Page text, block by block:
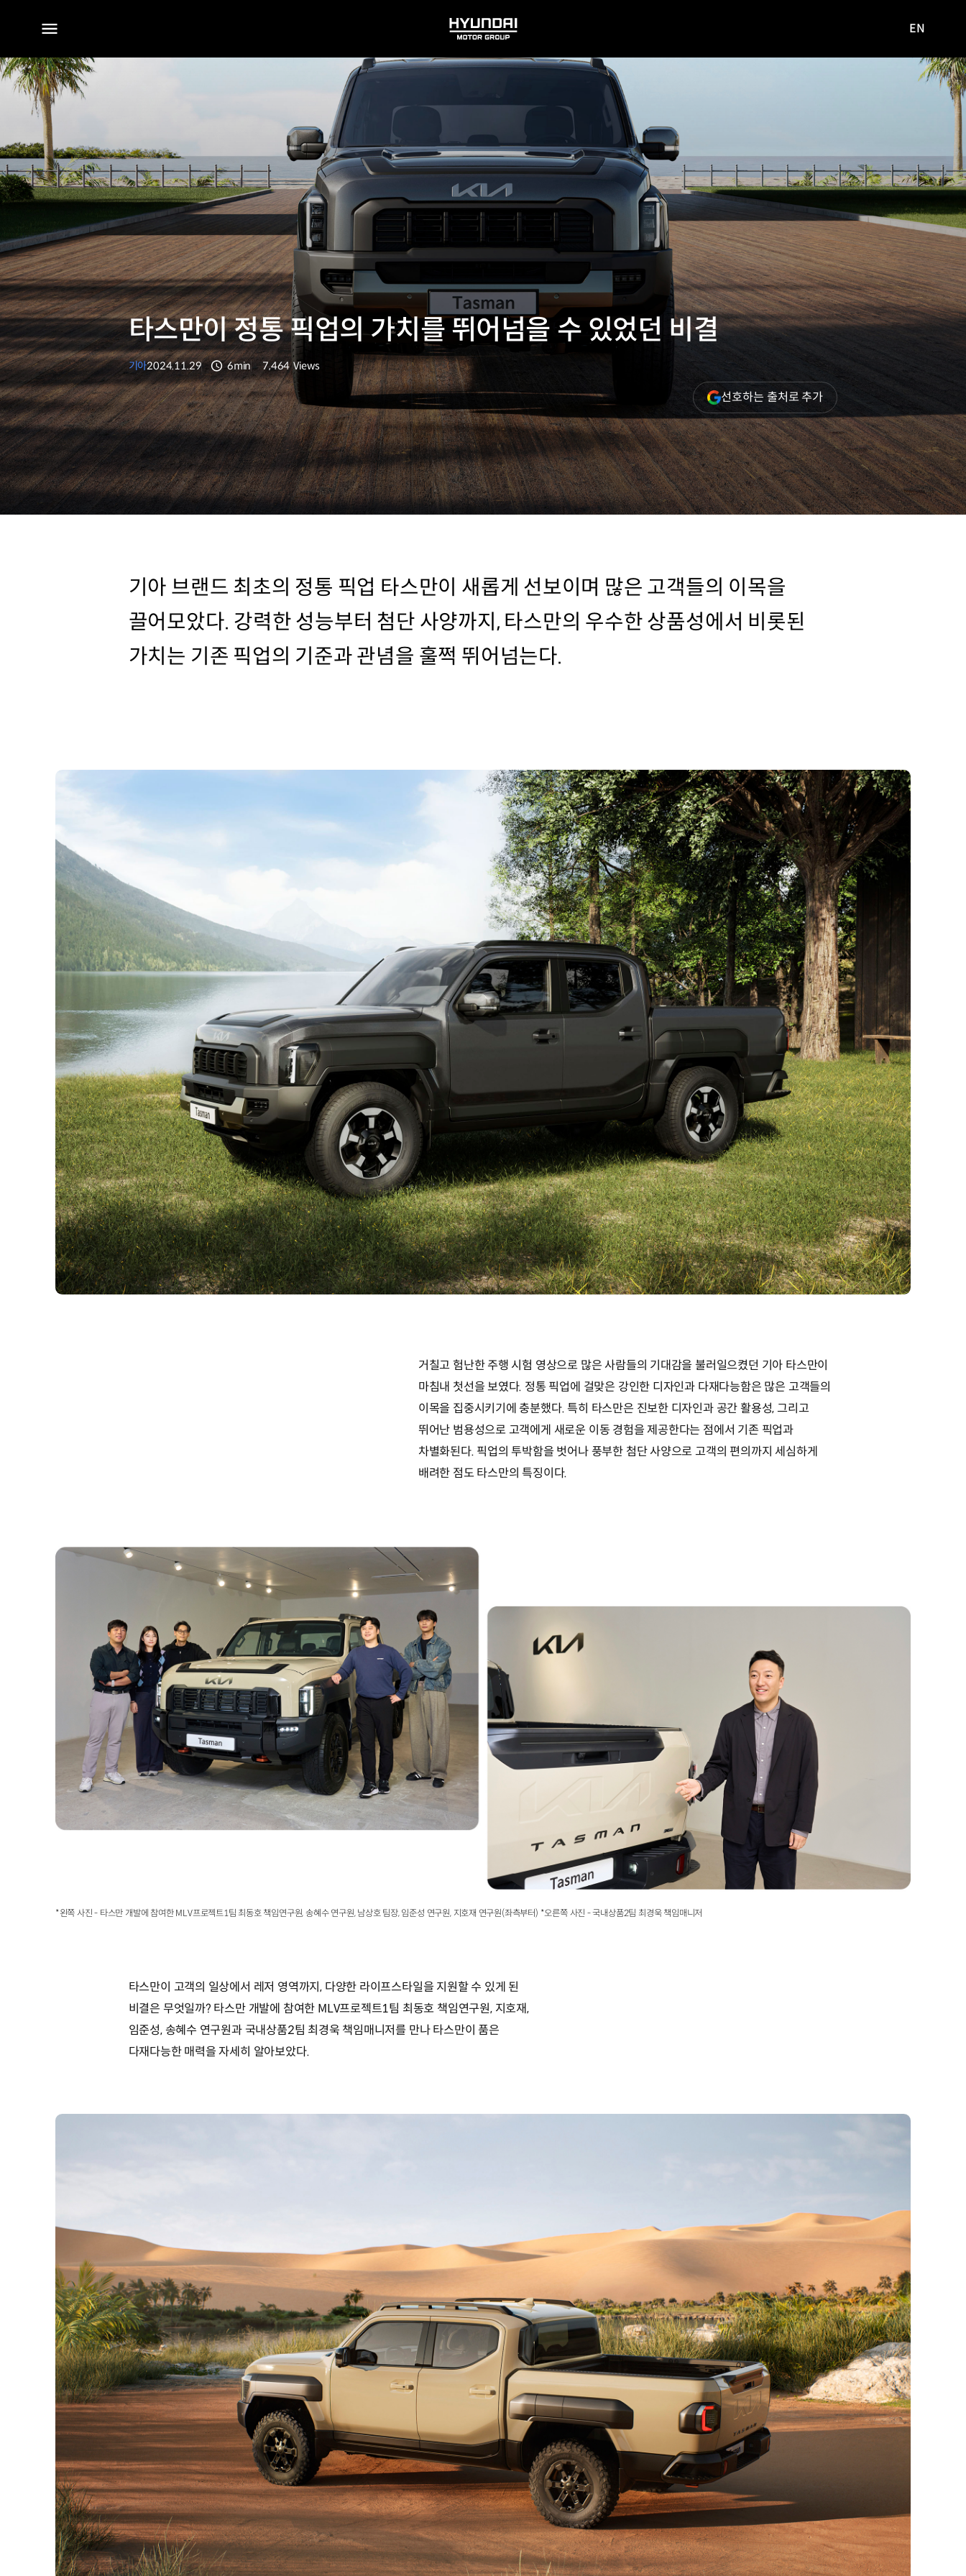
전체
메뉴
HYUNDAI
MOTOR
GROUP
사이트로
이동
EN
타스만이 정통 픽업의 가치를 뛰어넘을 수 있었던 비결
기아2024.11.29
분량
6min
조회수
7,464 Views
선호하는 출처로 추가(새
창
열림)
기아 브랜드 최초의 정통 픽업 타스만이 새롭게 선보이며 많은 고객들의 이목을
끌어모았다. 강력한 성능부터 첨단 사양까지, 타스만의 우수한 상품성에서 비롯된
가치는 기존 픽업의 기준과 관념을 훌쩍 뛰어넘는다.
거칠고 험난한 주행 시험 영상으로 많은 사람들의 기대감을 불러일으켰던 기아 타스만이
마침내 첫선을 보였다. 정통 픽업에 걸맞은 강인한 디자인과 다재다능함은 많은 고객들의
이목을 집중시키기에 충분했다. 특히 타스만은 진보한 디자인과 공간 활용성, 그리고
뛰어난 범용성으로 고객에게 새로운 이동 경험을 제공한다는 점에서 기존 픽업과
차별화된다. 픽업의 투박함을 벗어나 풍부한 첨단 사양으로 고객의 편의까지 세심하게
배려한 점도 타스만의 특징이다.
*왼쪽 사진 - 타스만 개발에 참여한 MLV프로젝트1팀 최동호 책임연구원, 송혜수 연구원, 남상호 팀장, 임준성 연구원, 지호재 연구원(좌측부터) *오른쪽 사진 - 국내상품2팀 최경욱 책임매니저
타스만이 고객의 일상에서 레저 영역까지, 다양한 라이프스타일을 지원할 수 있게 된
비결은 무엇일까? 타스만 개발에 참여한 MLV프로젝트1팀 최동호 책임연구원, 지호재,
임준성, 송혜수 연구원과 국내상품2팀 최경욱 책임매니저를 만나 타스만이 품은
다재다능한 매력을 자세히 알아보았다.